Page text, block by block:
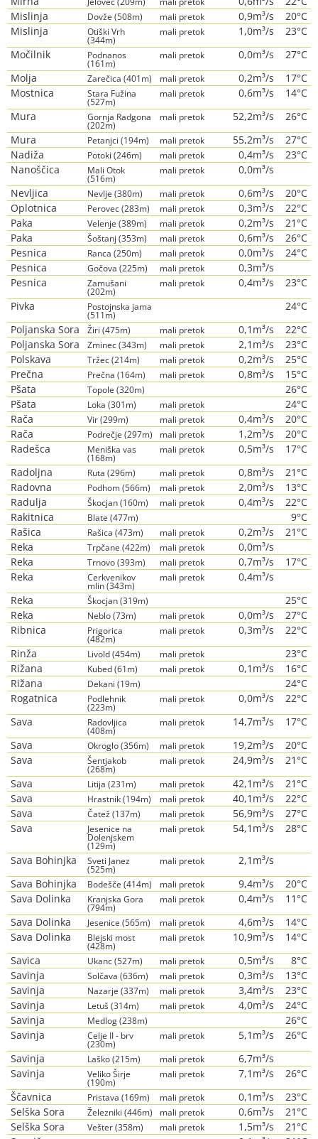
Mislinja
Dovže (508m) mali pretok 0,9m³/s
20°C
Mislinja
Otiški Vrh
(344m)
mali pretok 1,0m³/s
23°C
Močilnik
Podnanos
(161m)
mali pretok 0,0m³/s
27°C
Molja
Zarečica (401m) mali pretok 0,2m³/s
17°C
Mostnica
Stara Fužina
(527m)
mali pretok 0,6m³/s
14°C
Mura
Gornja Radgona
(202m)
mali pretok 52,2m³/s
26°C
Mura
Petanjci (194m) mali pretok 55,2m³/s
27°C
Nadiža
Potoki (246m) mali pretok 0,4m³/s
23°C
Nanoščica
Mali Otok
(516m)
mali pretok
0,0m³/s
Nevljica
Nevlje (380m) mali pretok 0,6m³/s
20°C
Oplotnica
Perovec (283m) mali pretok 0,3m³/s
22°C
Paka
Velenje (389m) mali pretok 0,2m³/s
21°C
Paka
Šoštanj (353m) mali pretok 0,6m³/s
26°C
Pesnica
Ranca (250m) mali pretok 0,0m³/s
24°C
Pesnica
Gočova (225m) mali pretok
0,3m³/s
Pesnica
Zamušani
(202m)
mali pretok 0,4m³/s
23°C
Pivka
Postojnska jama
(511m)
24°C
Poljanska Sora
Žiri (475m) mali pretok 0,1m³/s
22°C
Poljanska Sora
Zminec (343m) mali pretok 2,1m³/s
23°C
Polskava
Tržec (214m) mali pretok 0,2m³/s
25°C
Prečna
Prečna (164m) mali pretok 0,8m³/s
15°C
Pšata
Topole (320m)
26°C
Pšata
Loka (301m) mali pretok
24°C
Rača
Vir (299m) mali pretok 0,4m³/s
20°C
Rača
Podrečje (297m) mali pretok 1,2m³/s
20°C
Radešca
Meniška vas
(168m)
mali pretok 0,5m³/s
17°C
Radoljna
Ruta (296m) mali pretok 0,8m³/s
21°C
Radovna
Podhom (566m) mali pretok 2,0m³/s
13°C
Radulja
Škocjan (160m) mali pretok 0,4m³/s
22°C
Rakitnica
Blate (477m)
9°C
Rašica
Rašica (473m) mali pretok 0,2m³/s
21°C
Reka
Trpčane (422m) mali pretok
0,0m³/s
Reka
Trnovo (393m) mali pretok 0,7m³/s
17°C
Reka
Cerkvenikov
mlin (343m)
mali pretok
0,4m³/s
Reka
Škocjan (319m)
25°C
Reka
Neblo (73m) mali pretok 0,0m³/s
27°C
Ribnica
Prigorica
(482m)
mali pretok 0,3m³/s
22°C
Rinža
Livold (454m) mali pretok
23°C
Rižana
Kubed (61m) mali pretok 0,1m³/s
16°C
Rižana
Dekani (19m)
24°C
Rogatnica
Podlehnik
(223m)
mali pretok 0,0m³/s
22°C
Sava
Radovljica
(408m)
mali pretok 14,7m³/s
17°C
Sava
Okroglo (356m) mali pretok 19,2m³/s
20°C
Sava
Šentjakob
(268m)
mali pretok 24,9m³/s
21°C
Sava
Litija (231m) mali pretok 42,1m³/s
21°C
Sava
Hrastnik (194m) mali pretok 40,1m³/s
22°C
Sava
Čatež (137m) mali pretok 56,9m³/s
27°C
Sava
Jesenice na
Dolenjskem
(129m)
mali pretok 54,1m³/s 28°C
Sava Bohinjka Sveti Janez
(525m)
mali pretok
2,1m³/s
Sava Bohinjka
Bodešče (414m) mali pretok 9,4m³/s
20°C
Sava Dolinka
Kranjska Gora
(794m)
mali pretok 0,4m³/s
11°C
Sava Dolinka
Jesenice (565m) mali pretok 4,6m³/s
14°C
Sava Dolinka
Blejski most
(428m)
mali pretok 10,9m³/s
14°C
Savica
Ukanc (527m) mali pretok 0,5m³/s
8°C
Savinja
Solčava (636m) mali pretok 0,3m³/s
13°C
Savinja
Nazarje (337m) mali pretok 3,4m³/s
23°C
Savinja
Letuš (314m) mali pretok 4,0m³/s
24°C
Savinja
Medlog (238m)
26°C
Savinja
Celje II - brv
(230m)
mali pretok 5,1m³/s
26°C
Savinja
Laško (215m) mali pretok
6,7m³/s
Savinja
Veliko Širje
(190m)
mali pretok 7,1m³/s
26°C
Ščavnica
Pristava (169m) mali pretok 0,1m³/s
23°C
Selška Sora
Železniki (446m) mali pretok 0,6m³/s
21°C
Selška Sora
Vešter (358m) mali pretok 1,5m³/s
21°C